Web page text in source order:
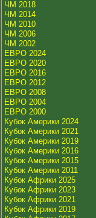
ЧМ 2018
ЧМ 2014
ЧМ 2010
ЧМ 2006
ЧМ 2002
ЕВРО 2024
ЕВРО 2020
ЕВРО 2016
ЕВРО 2012
ЕВРО 2008
ЕВРО 2004
ЕВРО 2000
Кубок Америки 2024
Кубок Америки 2021
Кубок Америки 2019
Кубок Америки 2016
Кубок Америки 2015
Кубок Америки 2011
Кубок Африки 2025
Кубок Африки 2023
Кубок Африки 2021
Кубок Африки 2019